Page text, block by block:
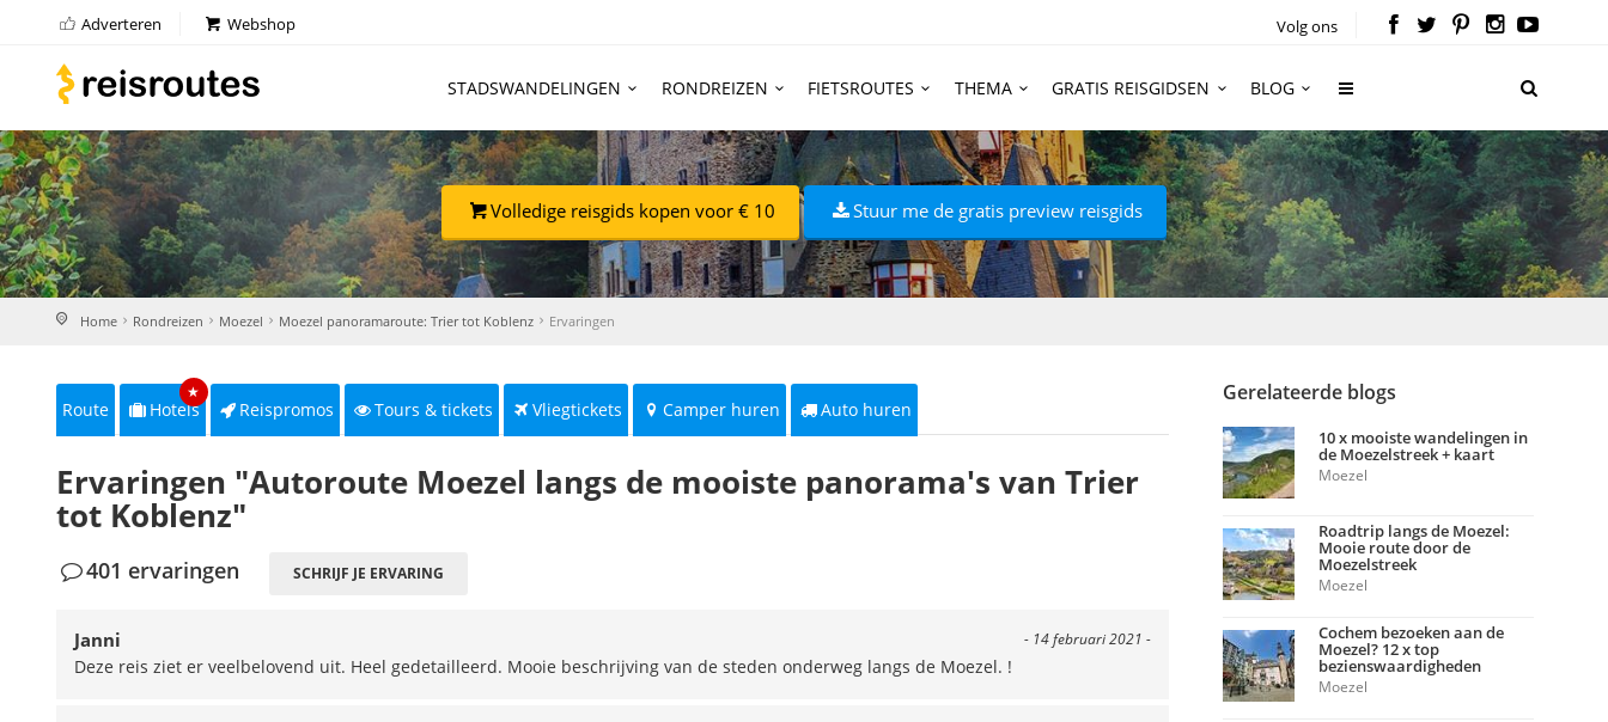
Adverteren Webshop Volg ons
STADSWANDELINGEN RONDREIZEN FIETSROUTES THEMA GRATIS REISGIDSEN BLOG
Volledige reisgids kopen voor € 10 Stuur me de gratis preview reisgids
Home Rondreizen Moezel Moezel panoramaroute: Trier tot Koblenz Ervaringen
Route Hotels
★
Reispromos Tours & tickets Vliegtickets Camper huren Auto huren
Ervaringen "Autoroute Moezel langs de mooiste panorama's van Trier
tot Koblenz"
401 ervaringen SCHRIJF JE ERVARING
- 14 februari 2021 -
Janni
Deze reis ziet er veelbelovend uit. Heel gedetailleerd. Mooie beschrijving van de steden onderweg langs de Moezel. !
Gerelateerde blogs
10 x mooiste wandelingen in
de Moezelstreek + kaart
Moezel
Roadtrip langs de Moezel:
Mooie route door de
Moezelstreek
Moezel
Cochem bezoeken aan de
Moezel? 12 x top
bezienswaardigheden
Moezel